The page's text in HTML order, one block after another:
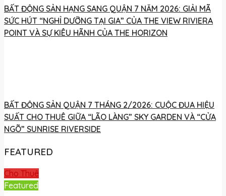
BẤT ĐỘNG SẢN HẠNG SANG QUẬN 7 NĂM 2026: GIẢI MÃ
SỨC HÚT “NGHỈ DƯỠNG TẠI GIA” CỦA THE VIEW RIVIERA
POINT VÀ SỰ KIÊU HÃNH CỦA THE HORIZON
BẤT ĐỘNG SẢN QUẬN 7 THÁNG 2/2026: CUỘC ĐUA HIỆU
SUẤT CHO THUÊ GIỮA “LÃO LÀNG” SKY GARDEN VÀ “CỬA
NGÕ” SUNRISE RIVERSIDE
FEATURED
Cho Thuê
Featured